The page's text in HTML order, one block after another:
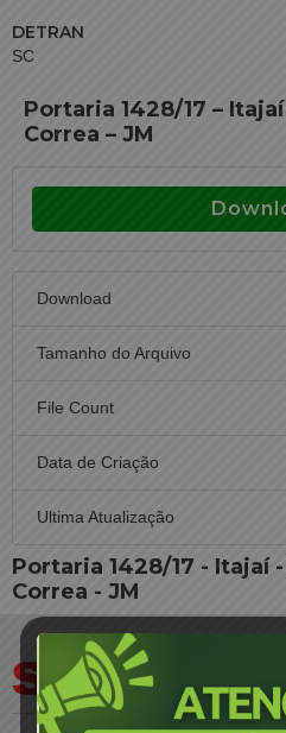
DETRAN
SC
Portaria 1428/17 –
Correa – JM
Download
Tamanho do Arquivo
File Count
Data de Criação
Ultima Atualização
Portaria 1428/17 - Itajaí
Correa - JM